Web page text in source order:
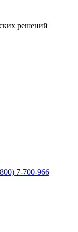
решений
7-700-966